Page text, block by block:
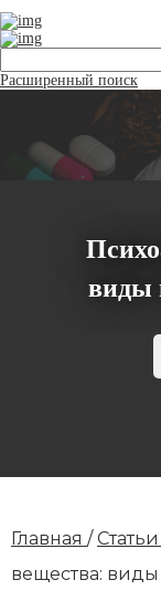
Расширенный поиск
виды
Главная /
вещества: виды